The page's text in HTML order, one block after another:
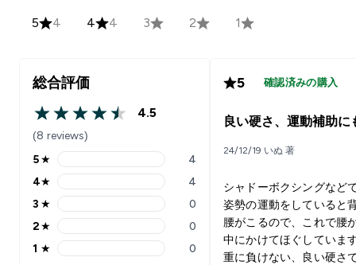
5 4 4 4 3 2 1
総合評価
4.5 out of 5 stars
4.5
(8 reviews)
5 stars rating 4 reviews
5★ 4
4 stars rating 4 reviews
4★ 4
3 stars rating 0 reviews
3 ★ 0
2 stars rating 0 reviews
2★ 0
1 stars rating 0 reviews
1 ★ 0
5 確認済みの購入
良い硬さ、運動補助に
24/12/19 いぬ 著
シャドーボクシングなど
姿勢の運動をしていると
腰がこるので、これで腰
中にかけてほぐしていま
重に負けない、良い硬さ